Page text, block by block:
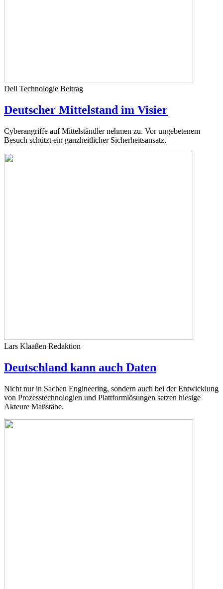
Dell Technologie Beitrag
Deutscher Mittelstand im Visier
Cyberangriffe auf Mittelständler nehmen zu. Vor ungebetenem
Besuch schützt ein ganzheitlicher Sicherheitsansatz.
Lars Klaaßen Redaktion
Deutschland kann auch Daten
Nicht nur in Sachen Engineering, sondern auch bei der Entwicklung
von Prozesstechnologien und Plattformlösungen setzen hiesige
Akteure Maßstäbe.